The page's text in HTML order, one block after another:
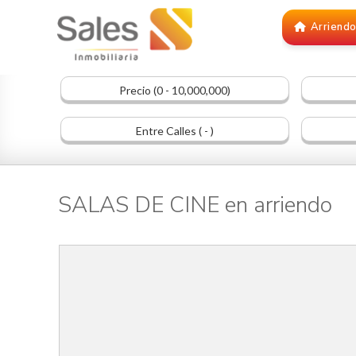
Arriendo
Precio (0 - 10,000,000)
Entre Calles ( - )
SALAS DE CINE en arriendo